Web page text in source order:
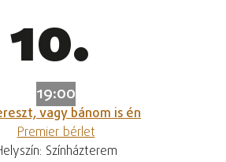
10.
19:00
vagy bánom is én
Premier bérlet
Színházterem